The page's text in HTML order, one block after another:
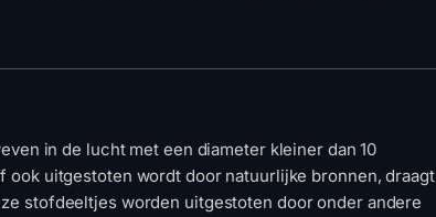
in de lucht met een diameter kleiner dan 10
ook uitgestoten wordt door natuurlijke bronnen, draagt
stofdeeltjes worden uitgestoten door onder andere